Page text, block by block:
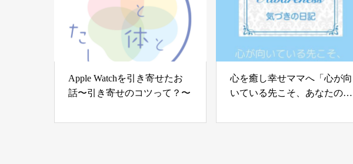
Apple Watchを引き寄せたお
話〜引き寄せのコツって？〜
心を癒し幸せママへ「心が向
いている先こそ、あなたの住